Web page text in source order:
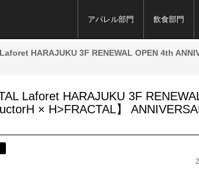
アパレル部門 飲食部門
HARAJUKU 3F RENEWAL OPEN 4th
Laforet HARAJUKU 3F
× H>FRACTAL】